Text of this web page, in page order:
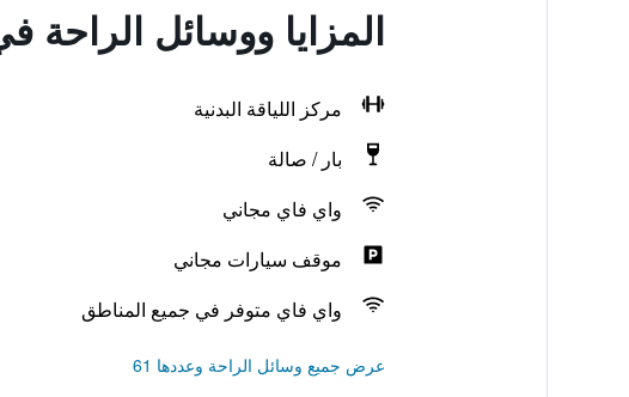
المزايا ووسائل الراحة
مركز اللياقة البدنية
بار / صالة
واي فاي مجاني
موقف سيارات مجاني
واي فاي متوفر في جميع المناطق
عرض جميع وسائل الراحة وعددها 61